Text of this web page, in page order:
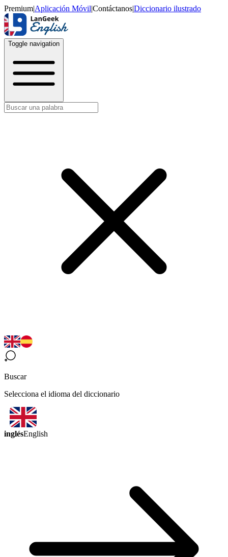
Premium|Aplicación Móvil|Contáctanos|Diccionario ilustrado
Toggle navigation
Buscar
Selecciona el idioma del diccionario
inglésEnglish